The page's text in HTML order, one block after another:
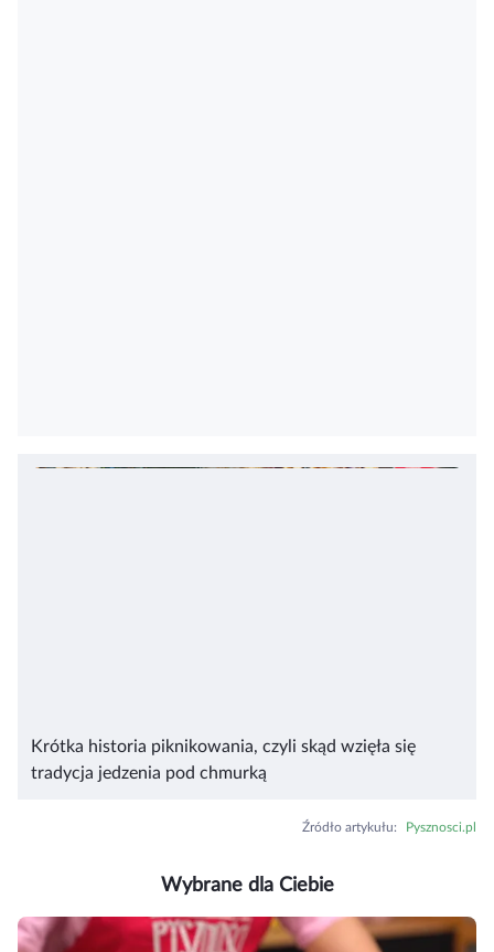
Krótka historia piknikowania, czyli skąd wzięła się
tradycja jedzenia pod chmurką
Źródło artykułu: Pysznosci.pl
Wybrane dla Ciebie